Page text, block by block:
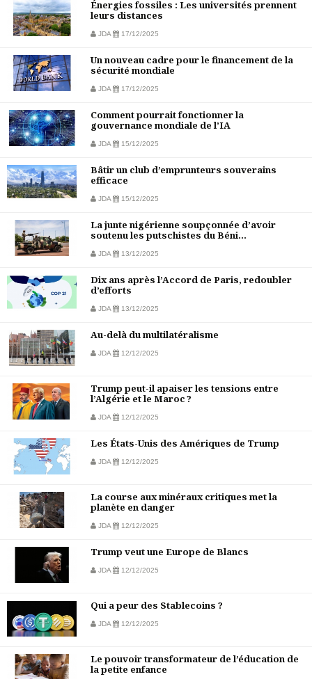
Énergies fossiles : Les universités prennent
leurs distances
JDA 17/12/2025
Un nouveau cadre pour le financement de la
sécurité mondiale
JDA 17/12/2025
Comment pourrait fonctionner la
gouvernance mondiale de l’IA
JDA 15/12/2025
Bâtir un club d’emprunteurs souverains
efficace
JDA 15/12/2025
La junte nigérienne soupçonnée d’avoir
soutenu les putschistes du Béni...
JDA 13/12/2025
Dix ans après l’Accord de Paris, redoubler
d’efforts
JDA 13/12/2025
Au-delà du multilatéralisme
JDA 12/12/2025
Trump peut-il apaiser les tensions entre
l’Algérie et le Maroc ?
JDA 12/12/2025
Les États-Unis des Amériques de Trump
JDA 12/12/2025
La course aux minéraux critiques met la
planète en danger
JDA 12/12/2025
Trump veut une Europe de Blancs
JDA 12/12/2025
Qui a peur des Stablecoins ?
JDA 12/12/2025
Le pouvoir transformateur de l’éducation de
la petite enfance